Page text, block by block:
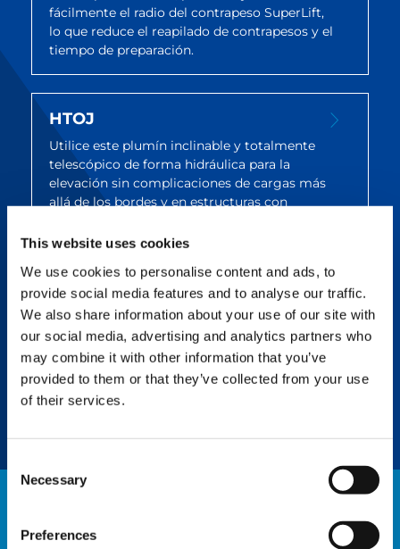
This website uses cookies
We use cookies to personalise content and ads, to
provide social media features and to analyse our traffic.
We also share information about your use of our site with
our social media, advertising and analytics partners who
may combine it with other information that you’ve
provided to them or that they’ve collected from your use
of their services.
Selection
Necessary
Preferences
fácilmente el radio del contrapeso SuperLift,
lo que reduce el reapilado de contrapesos y el
tiempo de preparación.
HTOJ
Utilice este plumín inclinable y totalmente
telescópico de forma hidráulica para la
elevación sin complicaciones de cargas más
allá de los bordes y en estructuras con
SPLIT TRAY
Aumente la eficiencia con el fácil
desacoplamiento de contrapesos
innecesarios, ahorrando tiempo de montaje y
de personal, y eliminando la necesidad de
una grúa auxiliar.